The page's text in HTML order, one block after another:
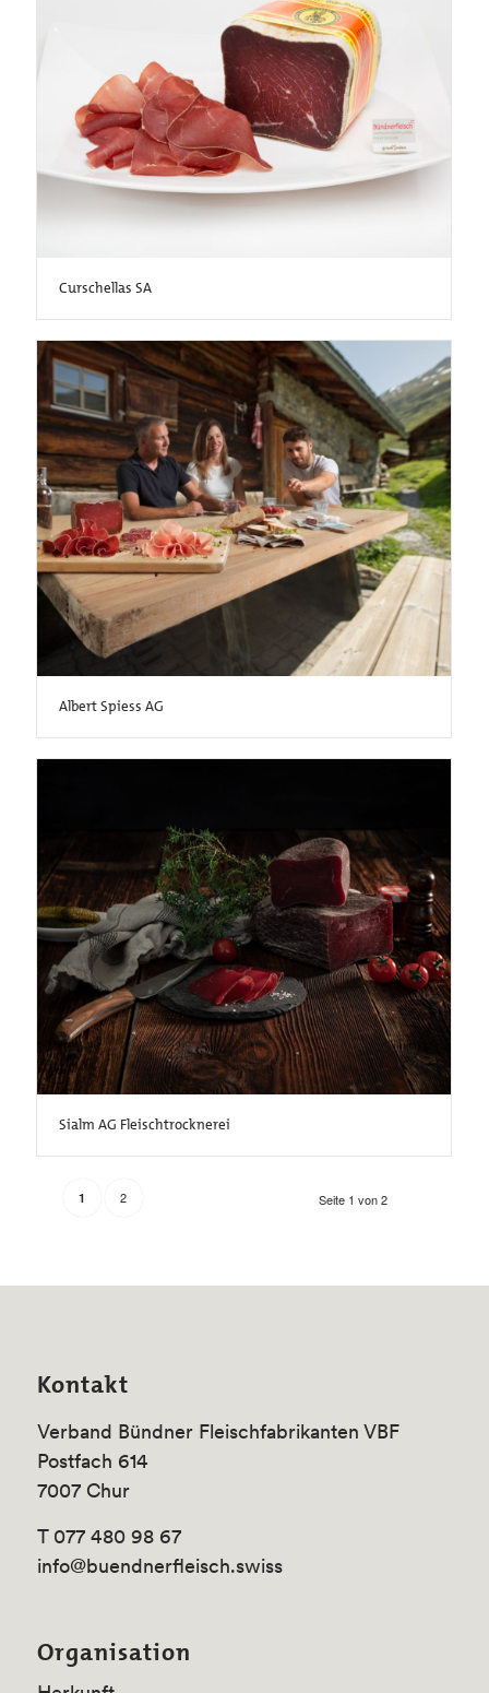
Curschellas SA
Albert Spiess AG
Sialm AG Fleischtrocknerei
Seite 1 von 2
1 2
Kontakt
Verband Bündner Fleischfabrikanten VBF
Postfach 614
7007 Chur
T 077 480 98 67
info@buendnerfleisch.swiss
Organisation